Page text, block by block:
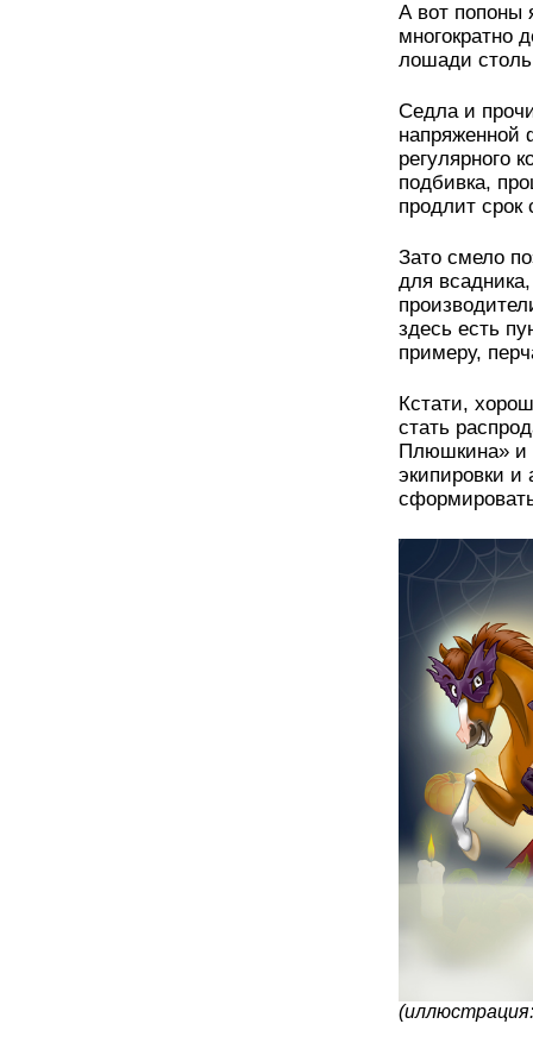
А вот попоны
многократно
лошади
Седла и
напряженной
регулярного
подбивка,
продлит срок
Зато смело
для
здесь есть
примеру,
Кстати,
стать
Плюшкина» и
экипировки и